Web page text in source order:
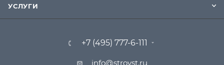
УСЛУГИ
+7 (495) 777-6-111
info@stroyst.ru